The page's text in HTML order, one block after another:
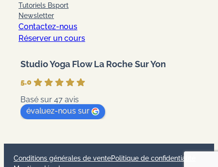
Tutoriels Bsport
Newsletter
Contactez-nous
Réserver un cours
Studio Yoga Flow La Roche Sur Yon
5.0
Basé sur 47 avis
évaluez-nous sur
Conditions générales de ventePolitique de confidentialité